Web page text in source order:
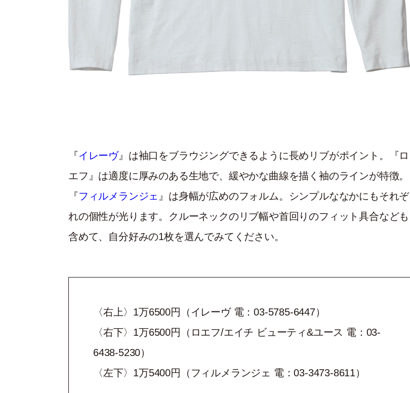
『イレーヴ』は袖口をブラウジングできるように長めリブがポイント。『ロ
エフ』は適度に厚みのある生地で、緩やかな曲線を描く袖のラインが特徴。
『フィルメランジェ 』は身幅が広めのフォルム。シンプルななかにもそれぞ
れの個性が光ります。クルーネックのリブ幅や首回りのフィット具合なども
含めて、自分好みの1枚を選んでみてください。
〈右上〉1万6500円（イレーヴ 電：03-5785-6447）
〈右下〉1万6500円（ロエフ/エイチ ビューティ&ユース 電：03-
6438-5230）
〈左下〉1万5400円（フィルメランジェ 電：03-3473-8611）